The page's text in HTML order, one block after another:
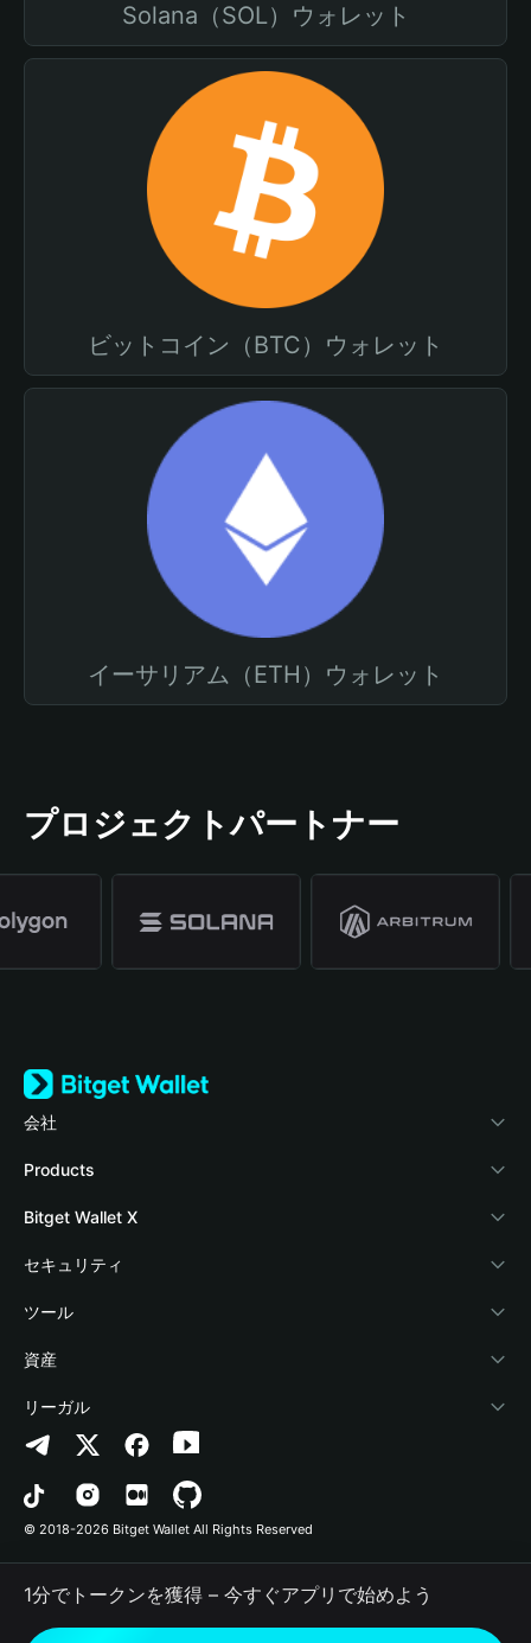
Solana（SOL）ウォレット
ビットコイン（BTC）ウォレット
イーサリアム（ETH）ウォレット
プロジェクトパートナー
会社
Bitget Walletについて
ブログ
アカデミー
暗号資産ニュース
Help Center
お問い合わせ
ブランドリソース
キャリア
Products
Crypto Card
Stablecoin Earn
Payfi Crypto
Crypto Swap API
Altcoin Season Index
Prediction Markets
DApp
RWA
Bitget Wallet X
デベロッパー
ウォレットを接続
Bitget Wallet Pay
プロジェクトを掲載
セキュリティ
保護基金
セキュリティ技術
ツール
暗号資産を購入
認証検出
コントラクト検出
一括送金
資産
Arbitrum
Avalanche
Bitcoin
Polygon
リーガル
プライバシーポリシー
利用規約
© 2018-2026 Bitget Wallet All Rights Reserved
1分でトークンを獲得 – 今すぐアプリで始めよう